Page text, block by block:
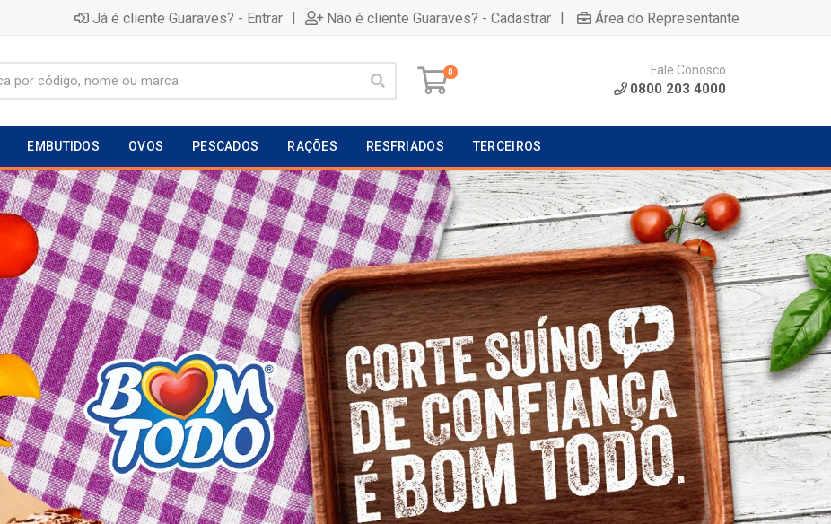
Já é cliente Guaraves? - Entrar | Não é cliente Guaraves? - Cadastrar | Área do Representante
0 Fale Conosco
0800 203 4000
EMBUTIDOS OVOS PESCADOS RAÇÕES RESFRIADOS TERCEIROS